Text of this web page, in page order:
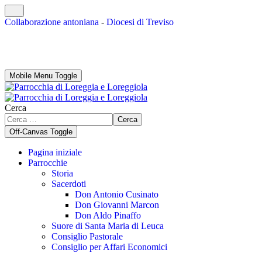
Collaborazione antoniana - Diocesi di Treviso
Mobile Menu Toggle
Cerca
Cerca
Off-Canvas Toggle
Pagina iniziale
Parrocchie
Storia
Sacerdoti
Don Antonio Cusinato
Don Giovanni Marcon
Don Aldo Pinaffo
Suore di Santa Maria di Leuca
Consiglio Pastorale
Consiglio per Affari Economici